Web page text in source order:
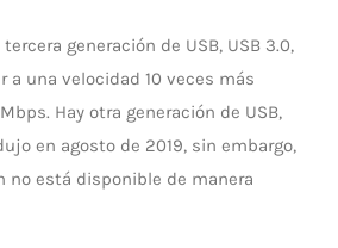
generación de USB, USB 3.0,
a una velocidad 10 veces más
Hay otra generación de USB,
en agosto de 2019, sin embargo,
no está disponible de manera